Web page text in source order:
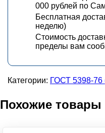
000 рублей по
Бесплатная
неделю)
Стоимость
пределы вам
Категории: ГОСТ 5398-76
Похожие товары